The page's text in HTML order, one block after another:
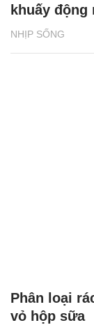
NHỊP SỐNG
khuấy động
Phân loại
vỏ hộp sữa